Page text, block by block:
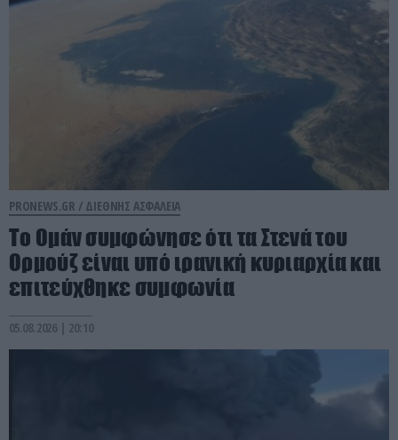
PRONEWS.GR / ΔΙΕΘΝΗΣ ΑΣΦΑΛΕΙΑ
Το Ομάν συμφώνησε ότι τα Στενά του
Ορμούζ είναι υπό ιρανική κυριαρχία και
επιτεύχθηκε συμφωνία
05.08.2026 | 20:10